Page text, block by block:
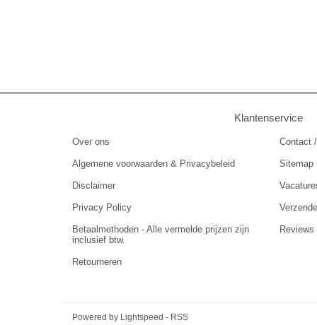
Klantenservice
Over ons
Algemene voorwaarden & Privacybeleid
Disclaimer
Privacy Policy
Betaalmethoden - Alle vermelde prijzen zijn
inclusief btw.
Retourneren
Contact
Sitemap
Reviews
Powered by Lightspeed - RSS